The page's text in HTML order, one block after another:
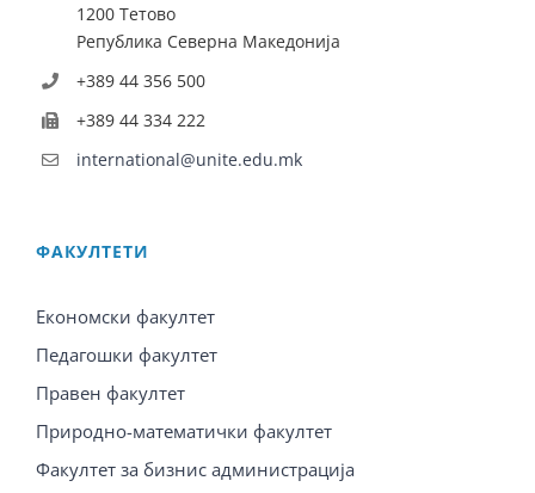
1200 Тетово
Република Северна Македонија
+389 44 356 500
+389 44 334 222
international@unite.edu.mk
ФАКУЛТЕТИ
Економски факултет
Педагошки факултет
Правен факултет
Природно-математички факултет
Факултет за бизнис администрација